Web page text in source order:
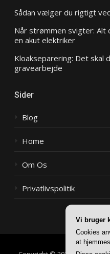
Sådan vælger du rigtigt
Når strømmen svigter: Alt
en akut elektriker
Kloakseparering: Det skal
gravearbejde
Sider
Blog
Home
Om Os
Privatlivspolitik
Vi bruger
Cookies
at